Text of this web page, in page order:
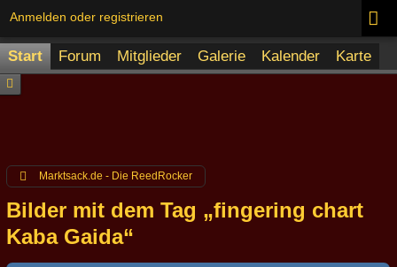
Anmelden oder registrieren
Start Forum Mitglieder Galerie Kalender Karte
Marktsack.de - Die ReedRocker
Bilder mit dem Tag „fingering chart
Kaba Gaida“